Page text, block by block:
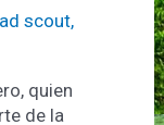
scout,
quien
de la